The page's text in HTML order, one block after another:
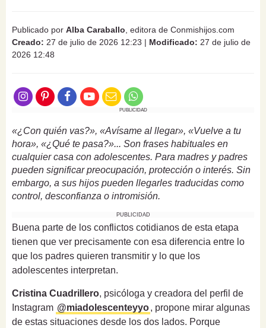
Publicado por Alba Caraballo , editora de Conmishijos.com
Creado: 27 de julio de 2026 12:23 | Modificado: 27 de julio de
2026 12:48
PUBLICIDAD
«¿Con quién vas?», «Avísame al llegar», «Vuelve a tu
hora», «¿Qué te pasa?»... Son frases habituales en
cualquier casa con adolescentes. Para madres y padres
pueden significar preocupación, protección o interés. Sin
embargo, a sus hijos pueden llegarles traducidas como
control, desconfianza o intromisión.
PUBLICIDAD
Buena parte de los conflictos cotidianos de esta etapa
tienen que ver precisamente con esa diferencia entre lo
que los padres quieren transmitir y lo que los
adolescentes interpretan.
Cristina Cuadrillero, psicóloga y creadora del perfil de
Instagram @miadolescenteyyo, propone mirar algunas
de estas situaciones desde los dos lados. Porque